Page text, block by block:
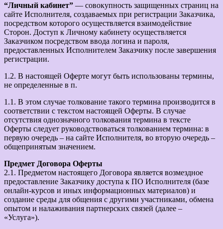
“Личный кабинет” — совокупность защищенных страниц на
сайте Исполнителя, создаваемых при регистрации Заказчика,
посредством которого осуществляется взаимодействие
Сторон. Доступ к Личному кабинету осуществляется
Заказчиком посредством ввода логина и пароля,
предоставленных Исполнителем Заказчику после завершения
регистрации.
1.2. В настоящей Оферте могут быть использованы термины,
не определенные в п.
1.1. В этом случае толкование такого термина производится в
соответствии с текстом настоящей Оферты. В случае
отсутствия однозначного толкования термина в тексте
Оферты следует руководствоваться толкованием термина: в
первую очередь – на сайте Исполнителя, во вторую очередь –
общепринятым значением.
Предмет Договора Оферты
2.1. Предметом настоящего Договора является возмездное
предоставление Заказчику доступа к ПО Исполнителя (базе
онлайн-курсов и иных информационных материалов) и
создание среды для общения с другими участниками, обмена
опытом и налаживания партнерских связей (далее –
«Услуга»).